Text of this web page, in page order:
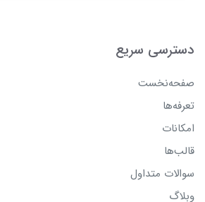
دسترسی سریع
صفحه‌نخست
تعرفه‌ها
امکانات
قالب‌ها
سوالات متداول
وبلاگ